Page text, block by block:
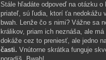
Stále hľadáte odpoveď na otázku
priateľ, sú ľudia, ktorí ťa nedokážu
bwah. Lenže čo s nimi? Vážne sa
králikov, priam ich neznáša, ale
dokáže cez to preniesť, ale jedno
časti. Vnútorne skrátka funguje